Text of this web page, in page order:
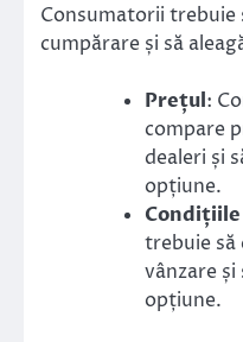
Consumatorii trebuie
cumpărare și să
Prețul:
compare
dealeri și
opțiune.
Condițiile
trebuie să
vânzare și
opțiune.